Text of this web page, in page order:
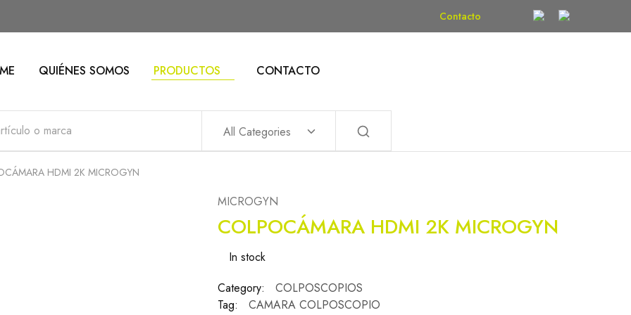
Contacto
QUIÉNES SOMOS PRODUCTOS CONTACTO
All Categories
HDMI 2K MICROGYN
MICROGYN
COLPOCÁMARA HDMI 2K MICROGYN
In stock
Category:
COLPOSCOPIOS
Tag:
CAMARA COLPOSCOPIO